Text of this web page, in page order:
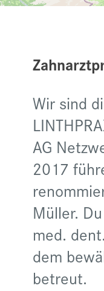
Wir sind
AG
2017
Müller.
med.
dem
betreut.